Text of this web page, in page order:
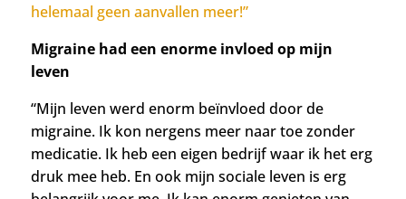
helemaal geen aanvallen meer!”
Migraine had een enorme invloed op mijn
leven
“Mijn leven werd enorm beïnvloed door de
migraine. Ik kon nergens meer naar toe zonder
medicatie. Ik heb een eigen bedrijf waar ik het erg
druk mee heb. En ook mijn sociale leven is erg